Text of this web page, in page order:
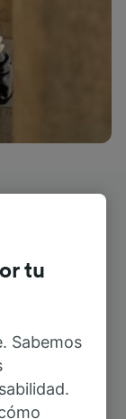
de
viajeros
tu
Sabemos